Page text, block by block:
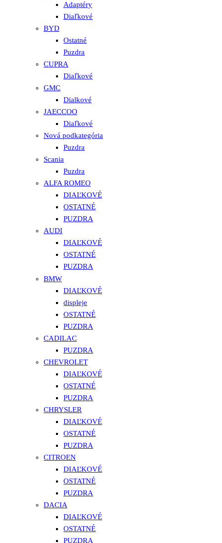
Adaptéry
Diaľkové
BYD
Ostatné
Puzdra
CUPRA
Diaľkové
GMC
Dialkové
JAECCOO
Diaľkové
Nová podkategória
Puzdra
Scania
Puzdra
ALFA ROMEO
DIAĽKOVÉ
OSTATNÉ
PUZDRA
AUDI
DIAĽKOVÉ
OSTATNÉ
PUZDRA
BMW
DIAĽKOVÉ
displeje
OSTATNÉ
PUZDRA
CADILAC
PUZDRA
CHEVROLET
DIAĽKOVÉ
OSTATNÉ
PUZDRA
CHRYSLER
DIAĽKOVÉ
OSTATNÉ
PUZDRA
CITROEN
DIAĽKOVÉ
OSTATNÉ
PUZDRA
DACIA
DIAĽKOVÉ
OSTATNÉ
PUZDRA